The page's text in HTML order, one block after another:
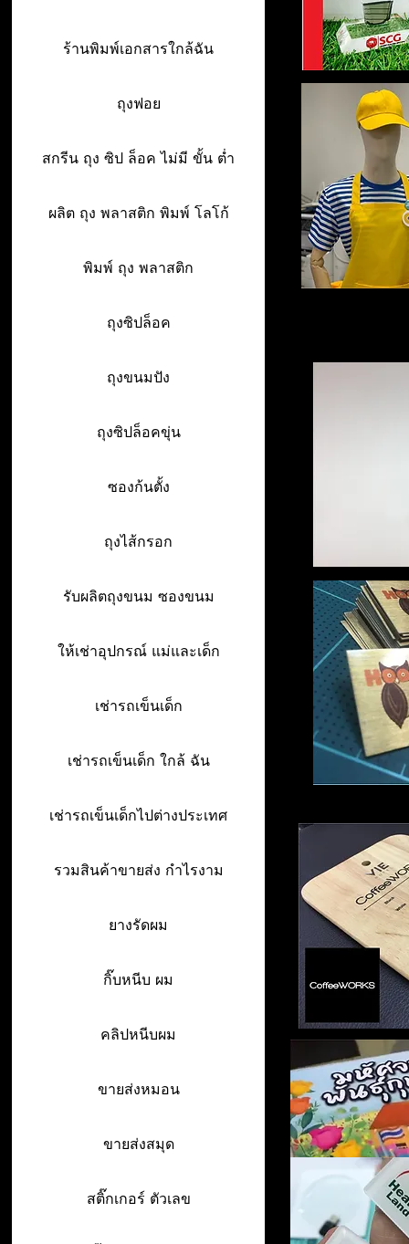
ร้านพิมพ์เอกสารใกล้ฉัน
ถุงฟอย
สกรีน ถุง ซิป ล็อค ไม่มี ขั้น ต่ำ
ผลิต ถุง พลาสติก พิมพ์ โลโก้
พิมพ์ ถุง พลาสติก
ถุงซิปล็อค
ถุงขนมปัง
ถุงซิปล็อคขุ่น
ซองก้นตั้ง
ถุงไส้กรอก
รับผลิตถุงขนม ซองขนม
ให้เช่าอุปกรณ์ แม่และเด็ก
เช่ารถเข็นเด็ก
เช่ารถเข็นเด็ก ใกล้ ฉัน
เช่ารถเข็นเด็กไปต่างประเทศ
รวมสินค้าขายส่ง กำไรงาม
ยางรัดผม
กิ๊บหนีบ ผม
คลิปหนีบผม
ขายส่งหมอน
ขายส่งสมุด
สติ๊กเกอร์ ตัวเลข